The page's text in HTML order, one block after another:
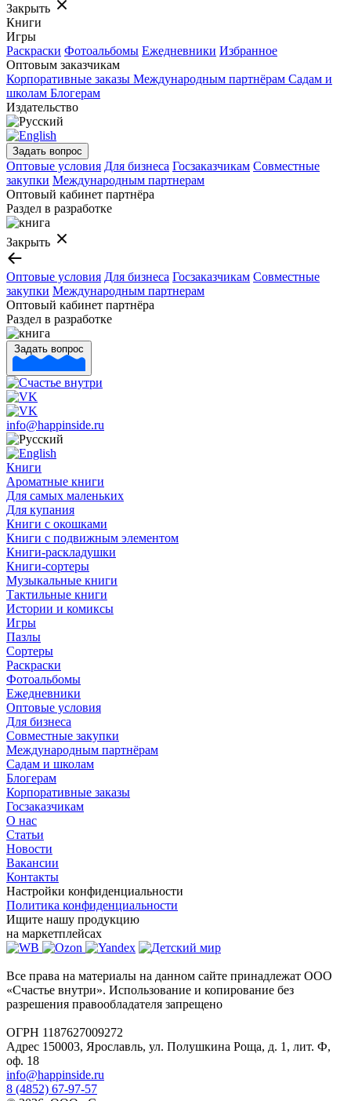
Закрыть
Книги
Игры
Раскраски Фотоальбомы Ежедневники Избранное
Оптовым заказчикам
Корпоративные заказы Международным партнёрам Садам и
школам Блогерам
Издательство
Задать вопрос
Оптовые условия Для бизнеса Госзаказчикам Совместные
закупки Международным партнерам
Оптовый кабинет партнёра
Раздел в разработке
Закрыть
Оптовые условия Для бизнеса Госзаказчикам Совместные
закупки Международным партнерам
Оптовый кабинет партнёра
Раздел в разработке
Задать вопрос
info@happinside.ru
Книги
Ароматные книги
Для самых маленьких
Для купания
Книги с окошками
Книги с подвижным элементом
Книги-раскладушки
Книги-сортеры
Музыкальные книги
Тактильные книги
Истории и комиксы
Игры
Пазлы
Сортеры
Раскраски
Фотоальбомы
Ежедневники
Оптовые условия
Для бизнеса
Совместные закупки
Международным партнёрам
Садам и школам
Блогерам
Корпоративные заказы
Госзаказчикам
О нас
Статьи
Новости
Вакансии
Контакты
Настройки конфиденциальности
Политика конфиденциальности
Ищите нашу продукцию
на маркетплейсах
Все права на материалы на данном сайте принадлежат ООО
«Счастье внутри». Использование и копирование без
разрешения правообладателя запрещено
ОГРН 1187627009272
Адрес 150003, Ярославль, ул. Полушкина Роща, д. 1, лит. Ф,
оф. 18
info@happinside.ru
8 (4852) 67-97-57